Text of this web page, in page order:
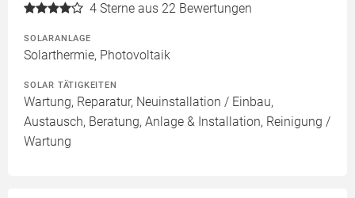
4 Sterne aus 22 Bewertungen
SOLARANLAGE
Solarthermie, Photovoltaik
SOLAR TÄTIGKEITEN
Wartung, Reparatur, Neuinstallation / Einbau,
Austausch, Beratung, Anlage & Installation, Reinigung /
Wartung